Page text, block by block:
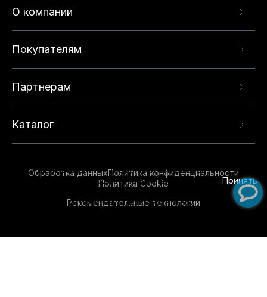
О компании
Покупателям
Партнерам
Каталог
Обработка данныхПолитика конфиденциальности
Политика Cookie
Рекомендательные технологии
опыта на нашем сайте. Продолжая использовать
данный сайт, вы соглашаетесь с использованием
технологий. Для получения дополнительной
Принять